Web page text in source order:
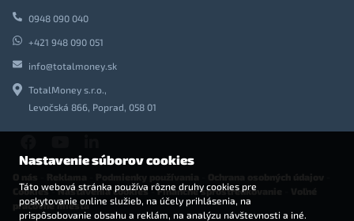
0948 090 040
+421 948 090 051
info@totalmoney.sk
TotalMoney s.r.o.,
Levočská 866, Poprad, 058 01
Cookies-Nastavenia cookies -Finančné sprostredkovanie
pracovné miesta
Nastavenie súborov cookies
Táto webová stránka používa rôzne druhy cookies pre
poskytovanie online služieb, na účely prihlásenia, na
prispôsobovanie obsahu a reklám, na analýzu návštevnosti a iné.